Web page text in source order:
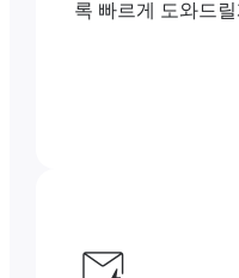
록 빠르게 도와드